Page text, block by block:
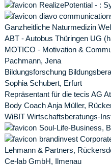
RealizePotential - :
diavo
Ganzheitliche Naturmedizin
ABT - Autobus Thüringen UG
MOTICO - Motivation &
Pachmann, Jena
Bildungsforschung
Sophia Schubert, Erfurt
Repräsentant für die tecis AG
Body Coach Anja Müller,
WiBIT Wirtschaftsberatungs-
Soul-Life-Business,
brandinvest
Lehmann & Partners,
Ce-lab GmbH, Ilmenau